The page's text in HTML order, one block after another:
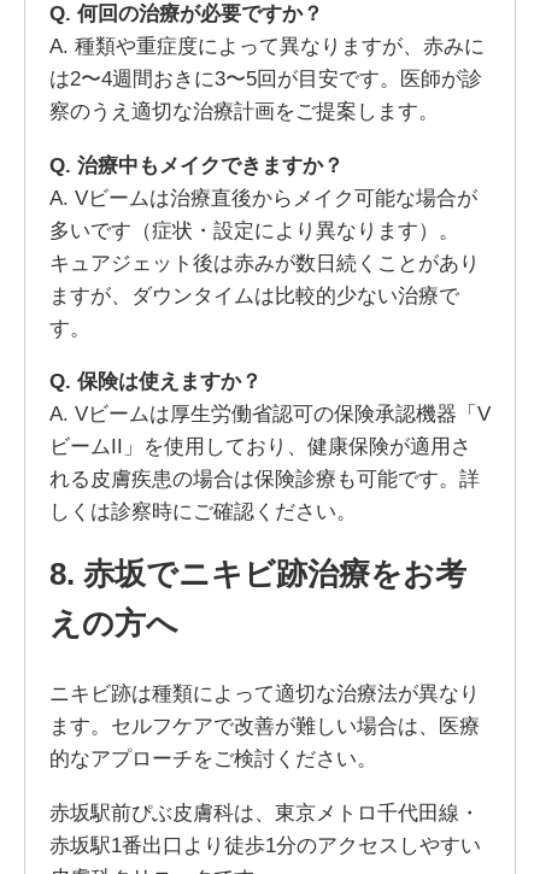
Q. 何回の治療が必要ですか？
A. 種類や重症度によって異なりますが、赤みに
は2〜4週間おきに3〜5回が目安です。医師が診
察のうえ適切な治療計画をご提案します。
Q. 治療中もメイクできますか？
A. Vビームは治療直後からメイク可能な場合が
多いです（症状・設定により異なります）。
キュアジェット後は赤みが数日続くことがあり
ますが、ダウンタイムは比較的少ない治療で
す。
Q. 保険は使えますか？
A. Vビームは厚生労働省認可の保険承認機器「V
ビームII」を使用しており、健康保険が適用さ
れる皮膚疾患の場合は保険診療も可能です。詳
しくは診察時にご確認ください。
8. 赤坂でニキビ跡治療をお考
えの方へ
ニキビ跡は種類によって適切な治療法が異なり
ます。セルフケアで改善が難しい場合は、医療
的なアプローチをご検討ください。
赤坂駅前ぴぶ皮膚科は、東京メトロ千代田線・
赤坂駅1番出口より徒歩1分のアクセスしやすい